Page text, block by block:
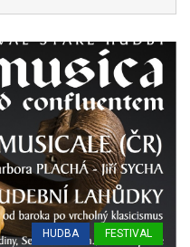
HUDBA FESTIVAL